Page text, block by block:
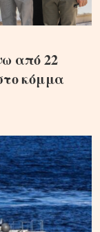
από 22
κόμμα